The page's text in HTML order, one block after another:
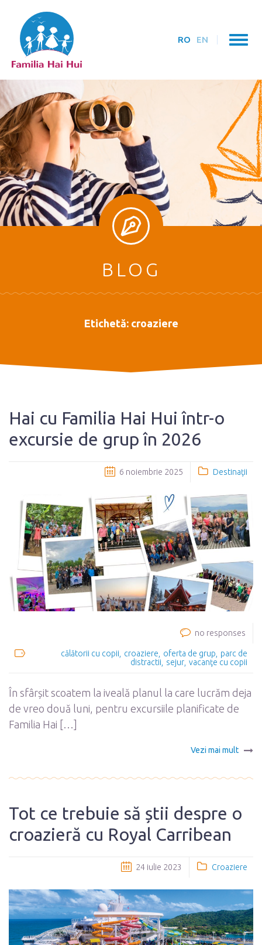
RO EN
BLOG
Etichetă: croaziere
Hai cu Familia Hai Hui într-o
excursie de grup în 2026
6 noiembrie 2025 Destinaţii
no responses
călătorii cu copii croaziere oferta de grup
parc de
distractii
sejur vacanţe cu copii
În sfârșit scoatem la iveală planul la care lucrăm deja
de vreo două luni, pentru excursiile planificate de
Familia Hai […]
Vezi mai mult
Tot ce trebuie să știi despre o
croazieră cu Royal Carribean
24 iulie 2023 Croaziere